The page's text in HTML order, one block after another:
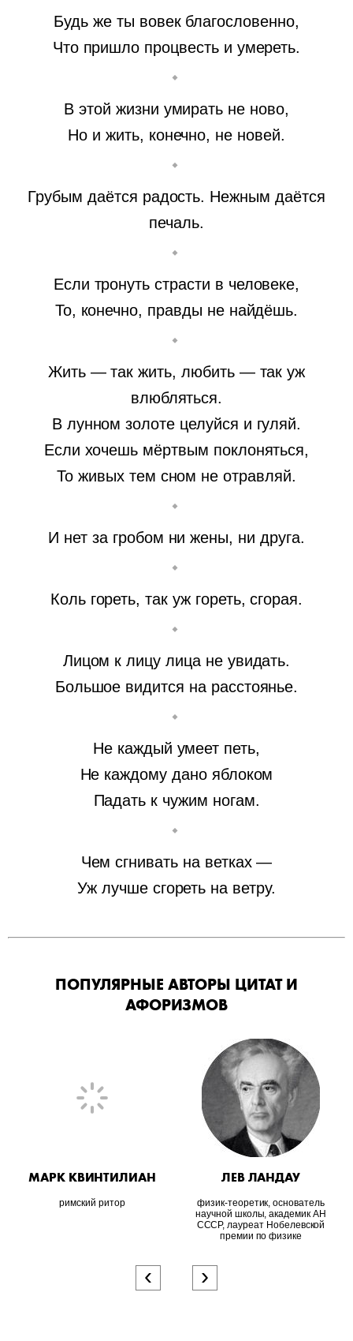
Будь же ты вовек благословенно,
Что пришло процвесть и умереть.
В этой жизни умирать не ново,
Но и жить, конечно, не новей.
Грубым даётся радость. Нежным даётся
печаль.
Если тронуть страсти в человеке,
То, конечно, правды не найдёшь.
Жить — так жить, любить — так уж
влюбляться.
В лунном золоте целуйся и гуляй.
Если хочешь мёртвым поклоняться,
То живых тем сном не отравляй.
И нет за гробом ни жены, ни друга.
Коль гореть, так уж гореть, сгорая.
Лицом к лицу лица не увидать.
Большое видится на расстоянье.
Не каждый умеет петь,
Не каждому дано яблоком
Падать к чужим ногам.
Чем сгнивать на ветках —
Уж лучше сгореть на ветру.
ПОПУЛЯРНЫЕ АВТОРЫ ЦИТАТ И
АФОРИЗМОВ
МАРК КВИНТИЛИАН
римский ритор
ЛЕВ ЛАНДАУ
физик-теоретик, основатель
научной школы, академик АН
СССР, лауреат Нобелевской
премии по физике
‹ ›